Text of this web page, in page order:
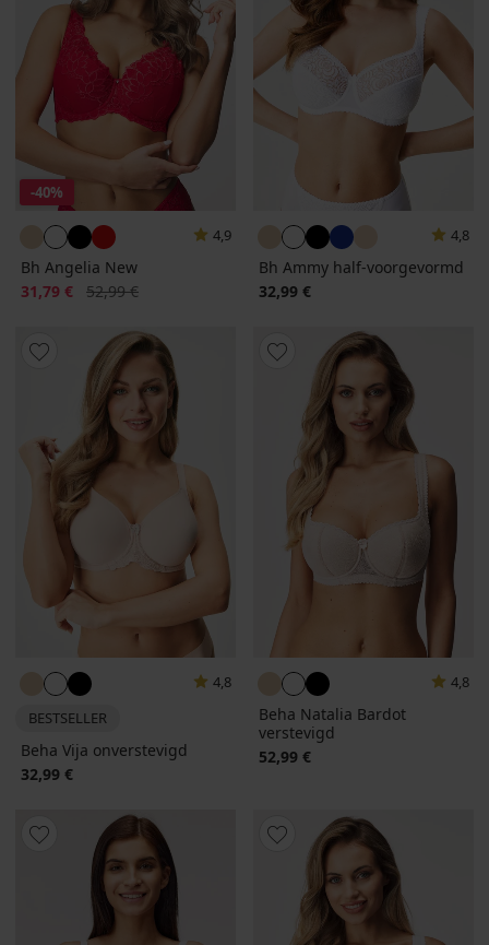
-40%
4,9
Bh Angelia New
Korting
31,79 € Oorspronkelijke prijs
52,99 €
4,8
Bh Ammy half-voorgevormd
32,99 €
4,8
BESTSELLER
Beha Vija onverstevigd
32,99 €
4,8
Beha Natalia Bardot
verstevigd
52,99 €